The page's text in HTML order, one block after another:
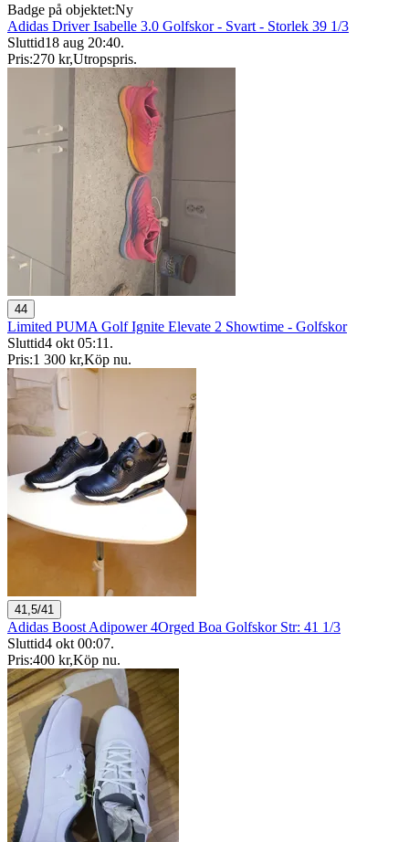
Badge på objektet:Ny
Adidas Driver Isabelle 3.0 Golfskor - Svart - Storlek 39 1/3
Sluttid18 aug 20:40.
Pris:270 kr,Utropspris.
44
Limited PUMA Golf Ignite Elevate 2 Showtime - Golfskor
Sluttid4 okt 05:11 .
Pris:1 300 kr,Köp nu.
41,5/41
Adidas Boost Adipower 4Orged Boa Golfskor Str: 41 1/3
Sluttid4 okt 00:07.
Pris:400 kr,Köp nu.